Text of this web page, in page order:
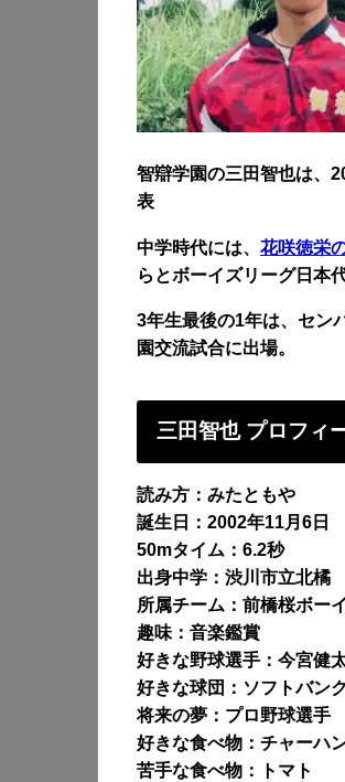
智辯学園の三田智也は、
表
中学時代には、 花咲徳栄
らとボーイズリーグ日本
3年生最後の1年は、セン
園交流試合に出場。
三田智也 プロフィ
読み方：みたともや
誕生日：2002年11月6日
50mタイム：6.2秒
出身中学：渋川市立北橘
所属チーム：前橋桜ボー
趣味：音楽鑑賞
好きな野球選手：今宮健
好きな球団：ソフトバンク
将来の夢：プロ野球選手
好きな食べ物：チャーハ
苦手な食べ物：トマト